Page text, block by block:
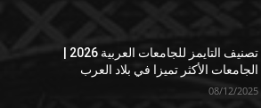
الجامعات الأكثر تميزا في بلاد العرب
08/12/2025